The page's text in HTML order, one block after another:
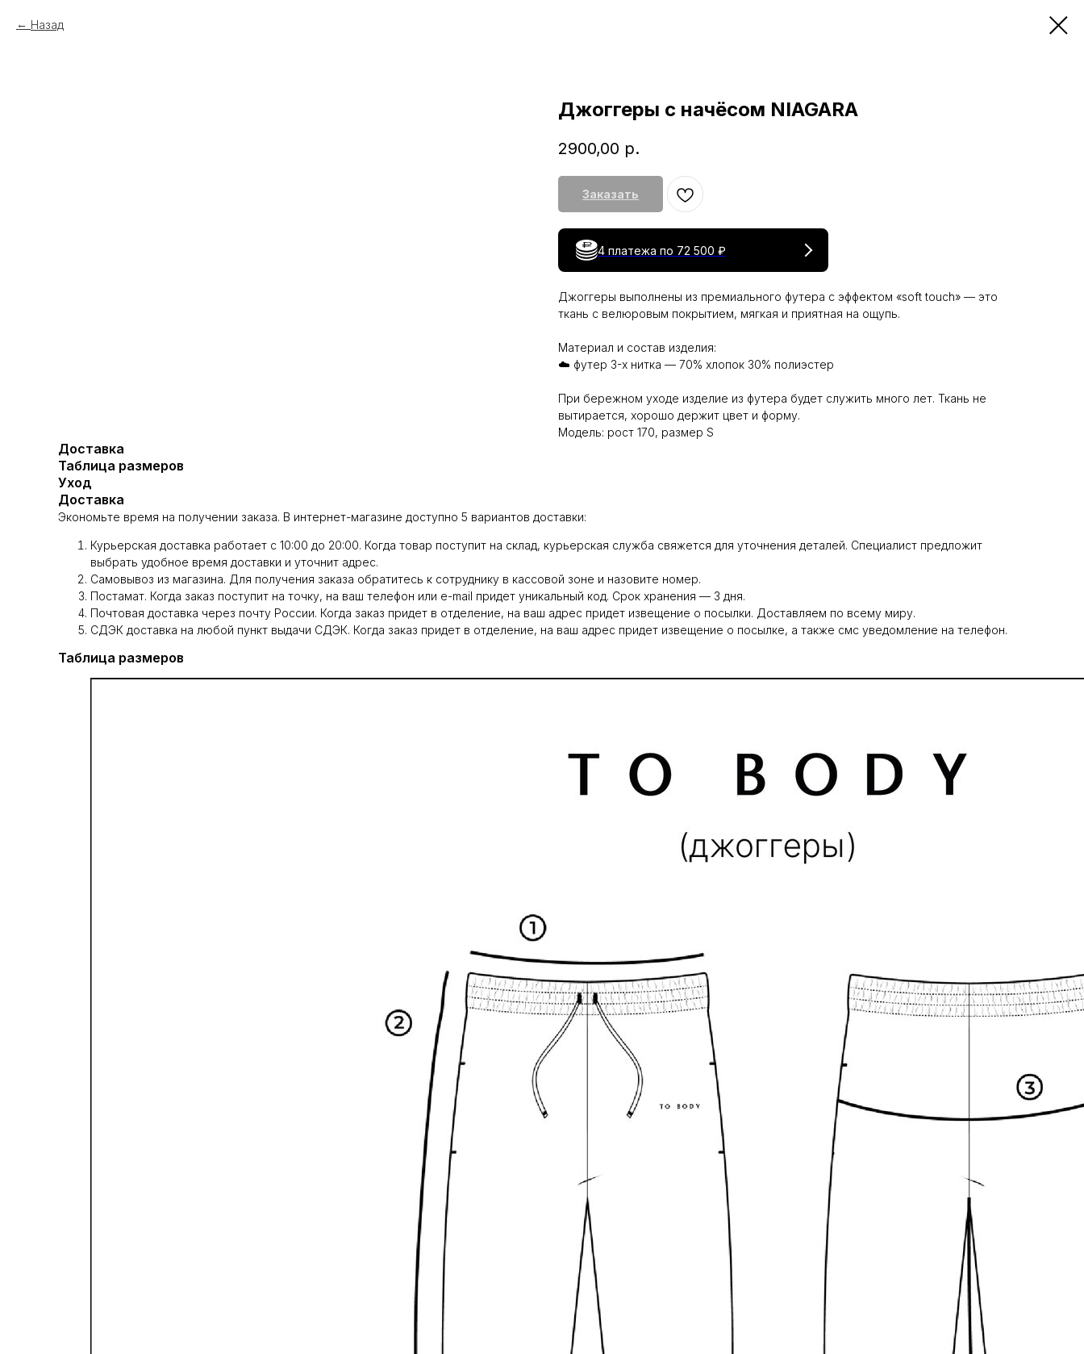
Назад
Джоггеры с начёсом NIAGARA
2900,00 р.
Заказать
4 платежа по 72 500 ₽
Джоггеры выполнены из премиального футера с эффектом «soft touch» — это
ткань с велюровым покрытием, мягкая и приятная на ощупь.
Материал и состав изделия:
☁️ футер 3-х нитка — 70% хлопок 30% полиэстер
При бережном уходе изделие из футера будет служить много лет. Ткань не
вытирается, хорошо держит цвет и форму.
Модель: рост 170, размер S
Доставка
Таблица размеров
Уход
Доставка
Экономьте время на получении заказа. В интернет-магазине доступно 5 вариантов доставки:
Курьерская доставка работает с 10:00 до 20:00. Когда товар поступит на склад, курьерская служба свяжется для уточнения деталей. Специалист предложит
выбрать удобное время доставки и уточнит адрес.
Самовывоз из магазина. Для получения заказа обратитесь к сотруднику в кассовой зоне и назовите номер.
Постамат. Когда заказ поступит на точку, на ваш телефон или e-mail придет уникальный код. Срок хранения — 3 дня.
Почтовая доставка через почту России. Когда заказ придет в отделение, на ваш адрес придет извещение о посылки. Доставляем по всему миру.
СДЭК доставка на любой пункт выдачи СДЭК. Когда заказ придет в отделение, на ваш адрес придет извещение о посылке, а также смс уведомление на телефон.
Таблица размеров